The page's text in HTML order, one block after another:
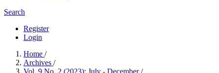
Search
Register
Login
Home /
Archives /
Vol. 9 No. 2 (2023): July - December/